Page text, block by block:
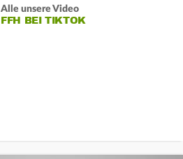
Alle unsere Video
FFH BEI TIKTOK